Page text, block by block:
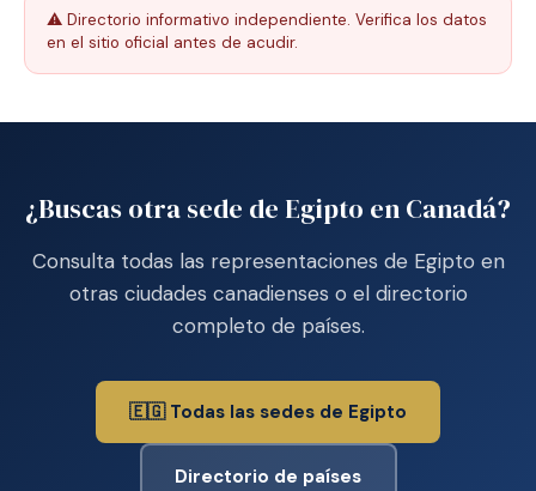
⚠️ Directorio informativo independiente. Verifica los datos
en el sitio oficial antes de acudir.
¿Buscas otra sede de Egipto en Canadá?
Consulta todas las representaciones de Egipto en
otras ciudades canadienses o el directorio
completo de países.
🇪🇬 Todas las sedes de Egipto
Directorio de países